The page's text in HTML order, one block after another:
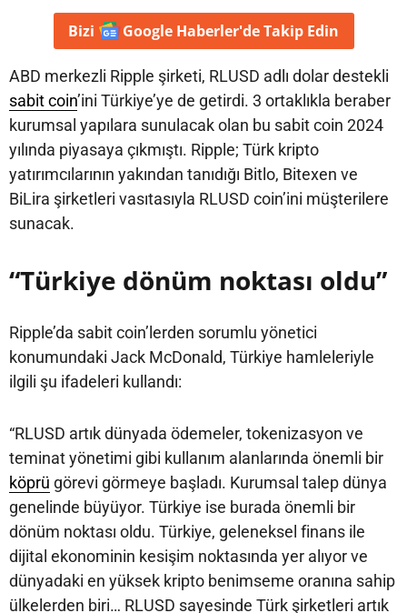
Bizi Google Haberler'deTakip Edin
ABD merkezli Ripple şirketi, RLUSD adlı dolar destekli
sabit coin’ini Türkiye’ye de getirdi. 3 ortaklıkla beraber
kurumsal yapılara sunulacak olan bu sabit coin 2024
yılında piyasaya çıkmıştı. Ripple; Türk kripto
yatırımcılarının yakından tanıdığı Bitlo, Bitexen ve
BiLira şirketleri vasıtasıyla RLUSD coin’ini müşterilere
sunacak.
“Türkiye dönüm noktası oldu”
Ripple’da sabit coin’lerden sorumlu yönetici
konumundaki Jack McDonald, Türkiye hamleleriyle
ilgili şu ifadeleri kullandı:
“RLUSD artık dünyada ödemeler, tokenizasyon ve
teminat yönetimi gibi kullanım alanlarında önemli bir
köprü görevi görmeye başladı. Kurumsal talep dünya
genelinde büyüyor. Türkiye ise burada önemli bir
dönüm noktası oldu. Türkiye, geleneksel finans ile
dijital ekonominin kesişim noktasında yer alıyor ve
dünyadaki en yüksek kripto benimseme oranına sahip
ülkelerden biri… RLUSD sayesinde Türk şirketleri artık